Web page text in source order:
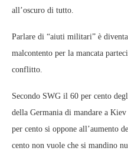
all’oscuro di tutto.
Parlare di “aiuti militari” è
malcontento per la mancata
conflitto.
Secondo SWG il 60 per cento
della Germania di mandare a
per cento si oppone all’aumento
cento non vuole che si mandino